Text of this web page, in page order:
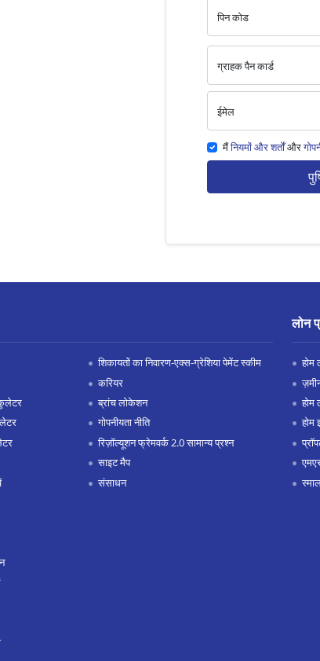
पिन कोड
ग्राहक पैन कार्ड
ईमेल
मैंनियमों और शर्तोंऔर
शिकायतों का निवारण-एक्स-ग्रेशिया पेमेंट स्कीम
करियर
ब्रांच लोकेशन
गोपनीयता नीति
रिज़ॉल्यूशन फ्रेमवर्क 2.0 सामान्य प्रश्न
साइट मैप
संसाधन
लोन
होम
होम
होम